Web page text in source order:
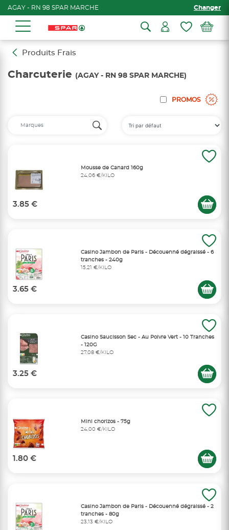
AGAY - RN 98 SPAR MARCHE Changer
Produits Frais
Charcuterie (AGAY - RN 98 SPAR MARCHE)
PROMOS
Mousse de Canard 160g
24,06 €/KILO
3.85 €
Casino Jambon de Paris - Découenné dégraissé - 6
tranches - 240g
15,21 €/KILO
3.65 €
Casino Saucisson Sec - Au Poivre Vert - 10 Tranches
- 120G
27,08 €/KILO
3.25 €
Mini chorizos - 75g
24,00 €/KILO
1.80 €
Casino Jambon de Paris - Découenné dégraissé - 2
tranches - 80g
23,13 €/KILO